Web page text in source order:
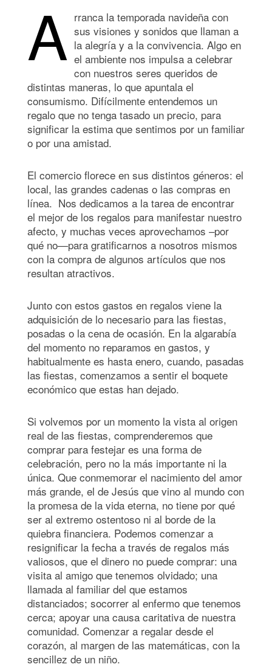
A rranca la temporada navideña con
sus visiones y sonidos que llaman a
la alegría y a la convivencia. Algo en
el ambiente nos impulsa a celebrar
con nuestros seres queridos de
distintas maneras, lo que apuntala el
consumismo. Difícilmente entendemos un
regalo que no tenga tasado un precio, para
significar la estima que sentimos por un familiar
o por una amistad.
El comercio florece en sus distintos géneros: el
local, las grandes cadenas o las compras en
línea. Nos dedicamos a la tarea de encontrar
el mejor de los regalos para manifestar nuestro
afecto, y muchas veces aprovechamos –por
qué no—para gratificarnos a nosotros mismos
con la compra de algunos artículos que nos
resultan atractivos.
Junto con estos gastos en regalos viene la
adquisición de lo necesario para las fiestas,
posadas o la cena de ocasión. En la algarabía
del momento no reparamos en gastos, y
habitualmente es hasta enero, cuando, pasadas
las fiestas, comenzamos a sentir el boquete
económico que estas han dejado.
Si volvemos por un momento la vista al origen
real de las fiestas, comprenderemos que
comprar para festejar es una forma de
celebración, pero no la más importante ni la
única. Que conmemorar el nacimiento del amor
más grande, el de Jesús que vino al mundo con
la promesa de la vida eterna, no tiene por qué
ser al extremo ostentoso ni al borde de la
quiebra financiera. Podemos comenzar a
resignificar la fecha a través de regalos más
valiosos, que el dinero no puede comprar: una
visita al amigo que tenemos olvidado; una
llamada al familiar del que estamos
distanciados; socorrer al enfermo que tenemos
cerca; apoyar una causa caritativa de nuestra
comunidad. Comenzar a regalar desde el
corazón, al margen de las matemáticas, con la
sencillez de un niño.